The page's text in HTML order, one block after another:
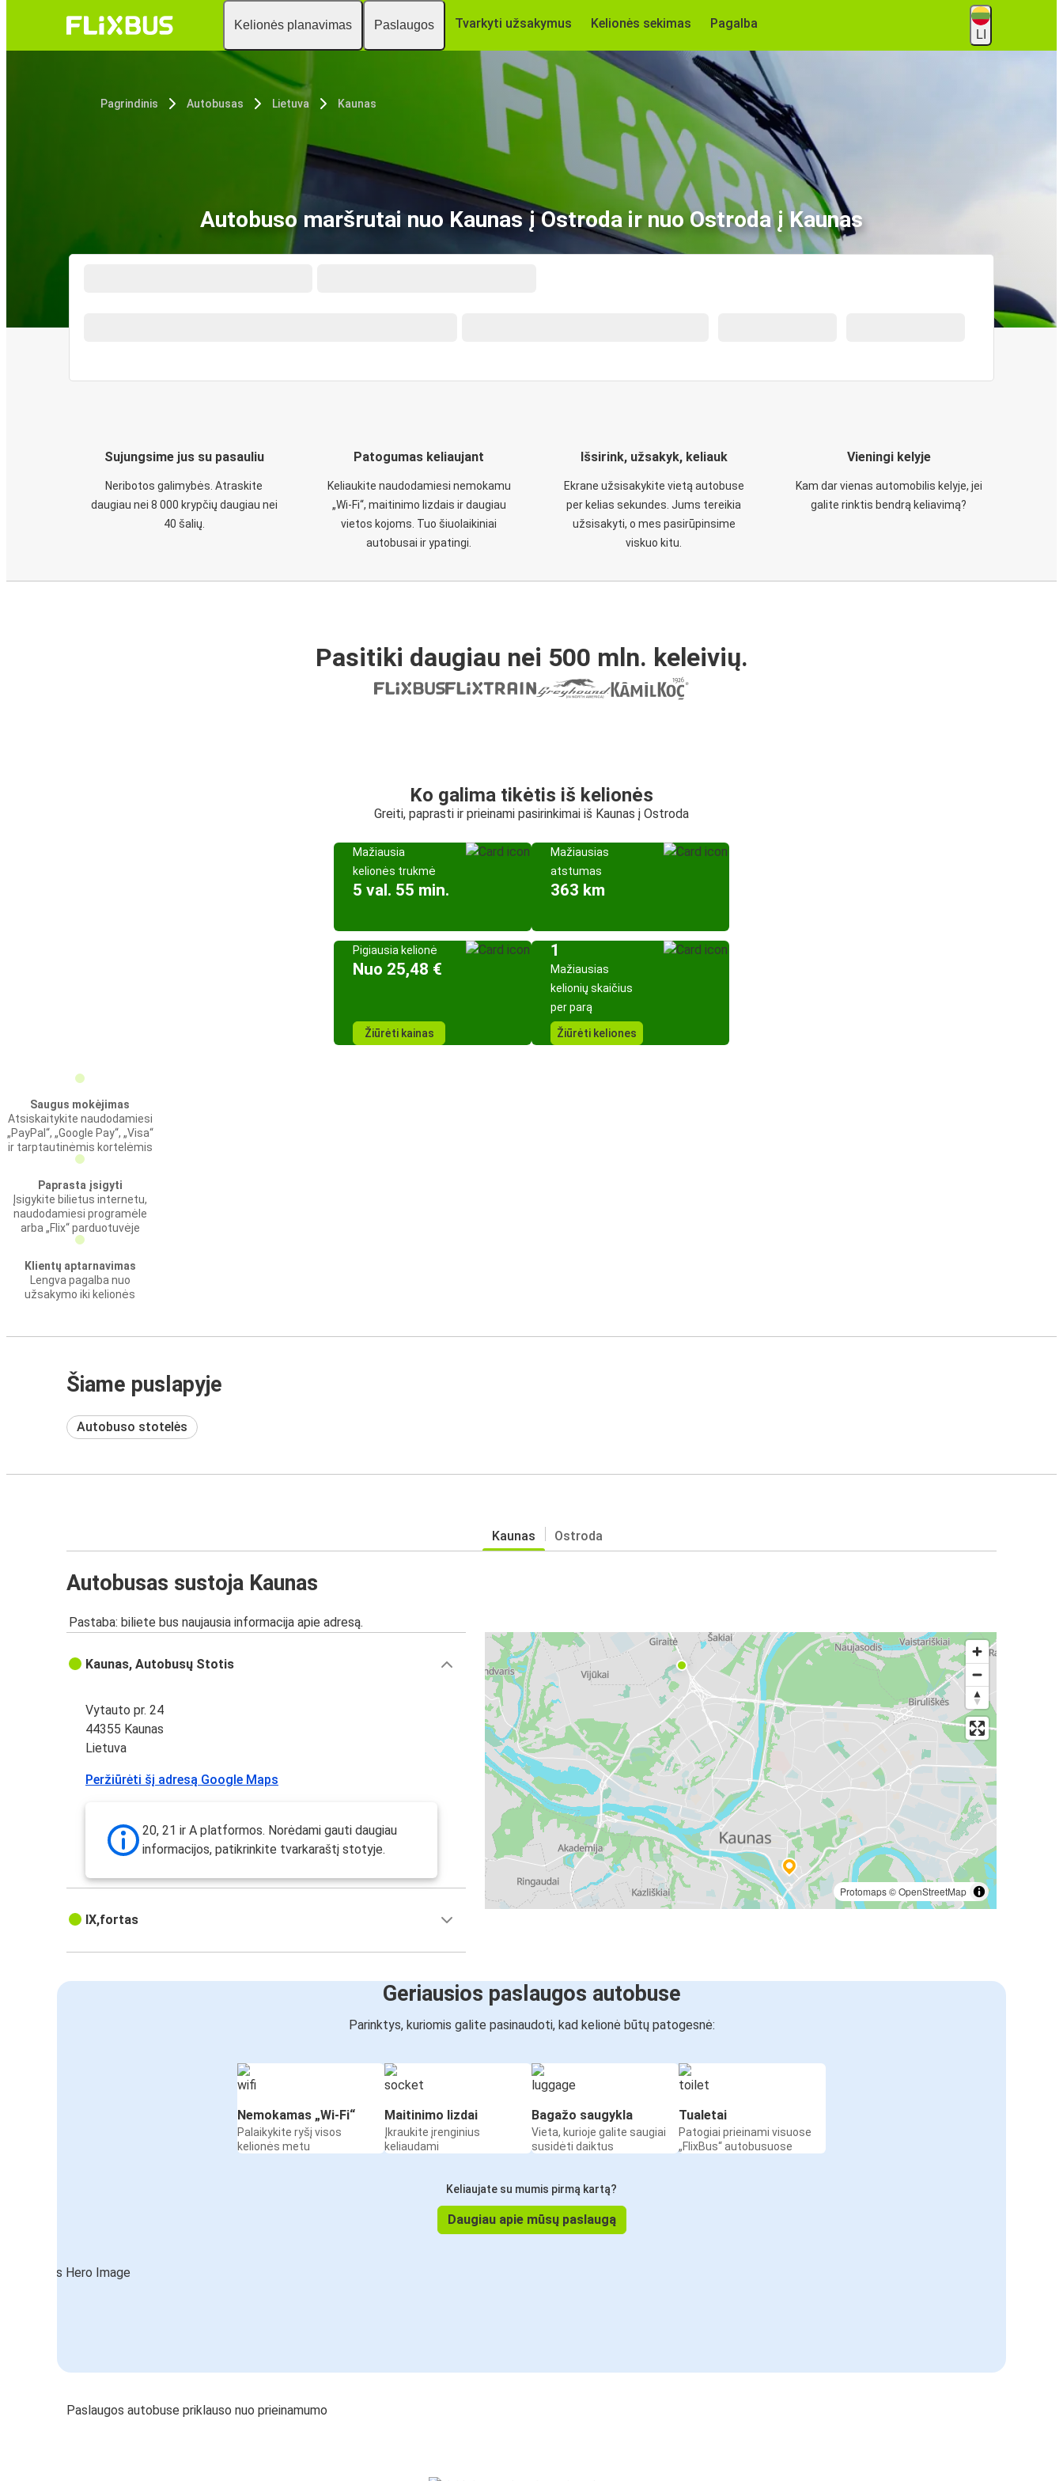
Kelionės planavimas Paslaugos Tvarkyti užsakymus Kelionės sekimas Pagalba
LI
Pagrindinis Autobusas Lietuva Kaunas
Autobuso maršrutai nuo Kaunas į Ostroda ir nuo Ostroda į Kaunas
Sujungsime jus su pasauliu
Neribotos galimybės. Atraskite
daugiau nei 8 000 krypčių daugiau nei
40 šalių.
Patogumas keliaujant
Keliaukite naudodamiesi nemokamu
„Wi-Fi“, maitinimo lizdais ir daugiau
vietos kojoms. Tuo šiuolaikiniai
autobusai ir ypatingi.
Išsirink, užsakyk, keliauk
Ekrane užsisakykite vietą autobuse
per kelias sekundes. Jums tereikia
užsisakyti, o mes pasirūpinsime
viskuo kitu.
Vieningi kelyje
Kam dar vienas automobilis kelyje, jei
galite rinktis bendrą keliavimą?
Pasitiki daugiau nei 500 mln. keleivių.
Ko galima tikėtis iš kelionės
Greiti, paprasti ir prieinami pasirinkimai iš Kaunas į Ostroda
Mažiausia
kelionės trukmė
5 val. 55 min.
Mažiausias
atstumas
363 km
Pigiausia kelionė
Nuo 25,48 €
Žiūrėti kainas
1
Mažiausias
kelionių skaičius
per parą
Žiūrėti keliones
Saugus mokėjimas
Atsiskaitykite naudodamiesi
„PayPal“, „Google Pay“, „Visa“
ir tarptautinėmis kortelėmis
Paprasta įsigyti
Įsigykite bilietus internetu,
naudodamiesi programėle
arba „Flix“ parduotuvėje
Klientų aptarnavimas
Lengva pagalba nuo
užsakymo iki kelionės
Šiame puslapyje
Autobuso stotelės
Kaunas Ostroda
Autobusas sustoja Kaunas
Pastaba: biliete bus naujausia informacija apie adresą.
Protomaps©OpenStreetMap
Kaunas, Autobusų Stotis
Vytauto pr. 24
44355 Kaunas
Lietuva
Peržiūrėti šį adresą Google Maps
20, 21 ir A platformos. Norėdami gauti daugiau
informacijos, patikrinkite tvarkaraštį stotyje.
IX,fortas
Geriausios paslaugos autobuse
Parinktys, kuriomis galite pasinaudoti, kad kelionė būtų patogesnė:
Nemokamas „Wi-Fi“
Palaikykite ryšį visos
kelionės metu
Maitinimo lizdai
Įkraukite įrenginius
keliaudami
Bagažo saugykla
Vieta, kurioje galite saugiai
susidėti daiktus
Tualetai
Patogiai prieinami visuose
„FlixBus“ autobusuose
Keliaujate su mumis pirmą kartą?
Daugiau apie mūsų paslaugą
Paslaugos autobuse priklauso nuo prieinamumo